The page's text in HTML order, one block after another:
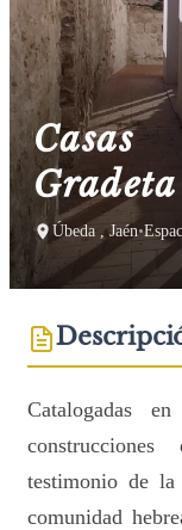
Úbeda , Jaén•
Catalogadas
testimonio de
comunidad